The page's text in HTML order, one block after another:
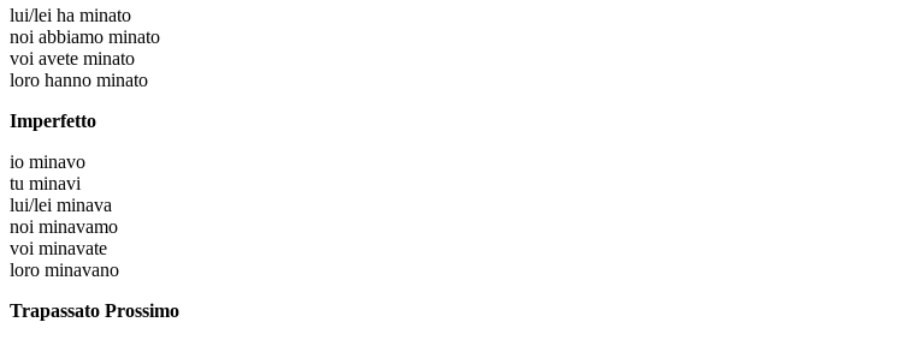
lui/lei ha minato
noi abbiamo minato
voi avete minato
loro hanno minato
Imperfetto
io minavo
tu minavi
lui/lei minava
noi minavamo
voi minavate
loro minavano
Trapassato Prossimo